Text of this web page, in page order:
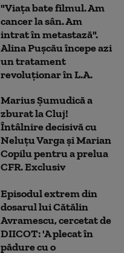
"Viața bate filmul. Am
cancer la sân. Am
intrat în metastază".
Alina Pușcău începe azi
un tratament
revoluționar în L.A.
Marius Şumudică a
zburat la Cluj!
Întâlnire decisivă cu
Neluţu Varga şi Marian
Copilu pentru a prelua
CFR. Exclusiv
Episodul extrem din
dosarul lui Cătălin
Avramescu, cercetat de
DIICOT: 'A plecat în
pădure cu o